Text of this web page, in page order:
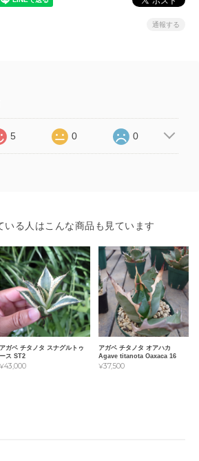
通報する
5 0 0
いる人はこんな商品も見ています
アガベ チタノタ スナグルトゥ
ース ST2
¥43,000
アガベ チタノタ オアハカ
Agave titanota Oaxaca 16
¥37,500